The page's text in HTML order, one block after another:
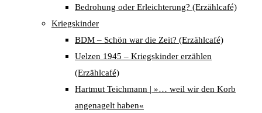
Bedrohung oder Erleichterung? (Erzählcafé)
Kriegskinder
BDM – Schön war die Zeit? (Erzählcafé)
Uelzen 1945 – Kriegskinder erzählen
(Erzählcafé)
Hartmut Teichmann | »… weil wir den Korb
angenagelt haben«